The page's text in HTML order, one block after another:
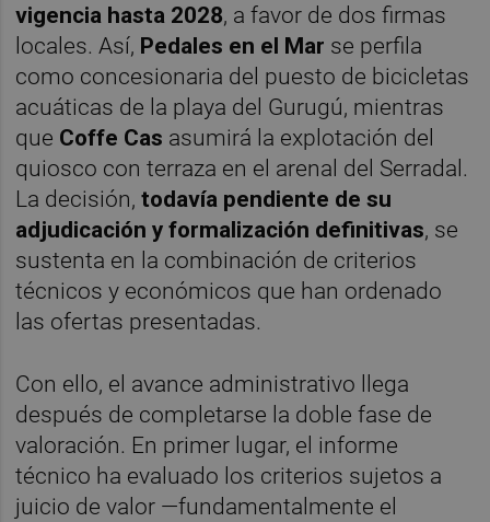
vigencia hasta 2028, a favor de dos firmas
locales. Así, Pedales en el Mar se perfila
como concesionaria del puesto de bicicletas
acuáticas de la playa del Gurugú, mientras
que Coffe Cas asumirá la explotación del
quiosco con terraza en el arenal del Serradal.
La decisión, todavía pendiente de su
adjudicación y formalización definitivas, se
sustenta en la combinación de criterios
técnicos y económicos que han ordenado
las ofertas presentadas.
Con ello, el avance administrativo llega
después de completarse la doble fase de
valoración. En primer lugar, el informe
técnico ha evaluado los criterios sujetos a
juicio de valor —fundamentalmente el